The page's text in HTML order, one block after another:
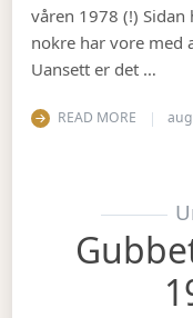
våren 1978 (!)
nokre har vore med
Uansett er det …
READ MORE